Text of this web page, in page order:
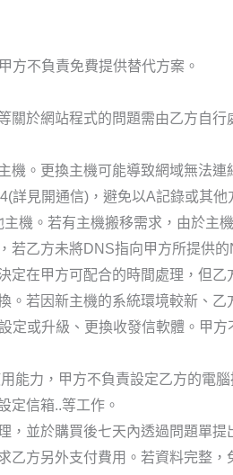
方不負責免費提供替代方案。
關於網站程式的問題需由乙方自行
機。更換主機可能導致網域無法連
詳見開通信)，避免以A記錄或其他
機。若有主機搬移需求，由於主
若乙方未將DNS指向甲方所提供
定在甲方可配合的時間處理，但乙
。若因新主機的系統環境較新、乙
定或升級、更換收發信軟體。甲
能力，甲方不負責設定乙方的電
定信箱..等工作。
，並於購買後七天內透過問題單提
乙方另外支付費用。若資料完整，